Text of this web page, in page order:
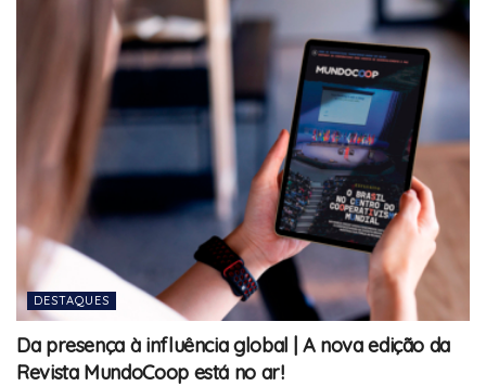
DESTAQUES
Da presença à influência global | A nova edição da
Revista MundoCoop está no ar!